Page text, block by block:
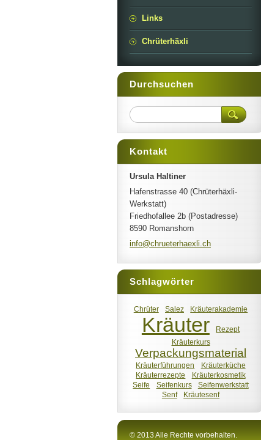
Links
Chrüterhäxli
Durchsuchen
Kontakt
Ursula Haltiner
Hafenstrasse 40 (Chrüterhäxli-
Werkstatt)
Friedhofallee 2b (Postadresse)
8590 Romanshorn
info@chrueterhaexli.ch
Schlagwörter
Chrüter Salez Kräuterakademie
Kräuter
Rezept
Kräuterkurs
Verpackungsmaterial
Kräuterführungen
Kräuterküche
Kräuterrezepte
Kräuterkosmetik
Seife
Seifenkurs
Seifenwerkstatt
Senf
Kräutesenf
© 2013 Alle Rechte vorbehalten.